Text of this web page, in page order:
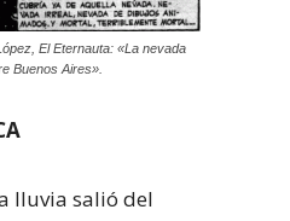
El Eternauta: «La nevada
Buenos Aires».
lluvia salió del